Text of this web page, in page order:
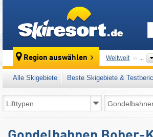
Region auswählen Weltweit ...
Alle Skigebiete Beste Skigebiete &